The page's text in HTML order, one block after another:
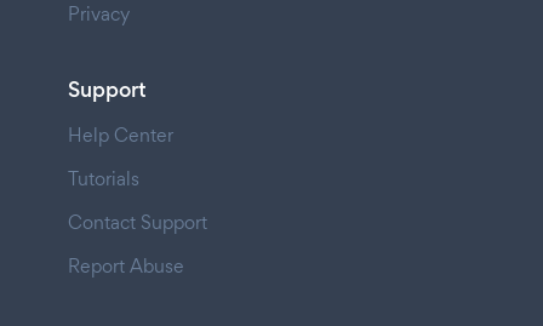
Privacy
Support
Help Center
Tutorials
Contact Support
Report Abuse